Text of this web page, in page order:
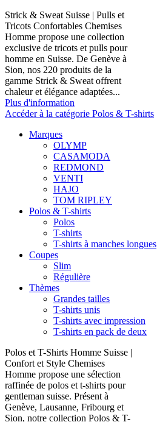
Strick & Sweat Suisse | Pulls et
Tricots Confortables Chemises
Homme propose une collection
exclusive de tricots et pulls pour
homme en Suisse. De Genève à
Sion, nos 220 produits de la
gamme Strick & Sweat offrent
chaleur et élégance adaptées...
Plus d'information
Accéder à la catégorie Polos & T-shirts
Marques
OLYMP
CASAMODA
REDMOND
VENTI
HAJO
TOM RIPLEY
Polos & T-shirts
Polos
T-shirts
T-shirts à manches longues
Coupes
Slim
Régulière
Thèmes
Grandes tailles
T-shirts unis
T-shirts avec impression
T-shirts en pack de deux
Polos et T-Shirts Homme Suisse |
Confort et Style Chemises
Homme propose une sélection
raffinée de polos et t-shirts pour
gentleman suisse. Présent à
Genève, Lausanne, Fribourg et
Sion, notre collection Polos & T-